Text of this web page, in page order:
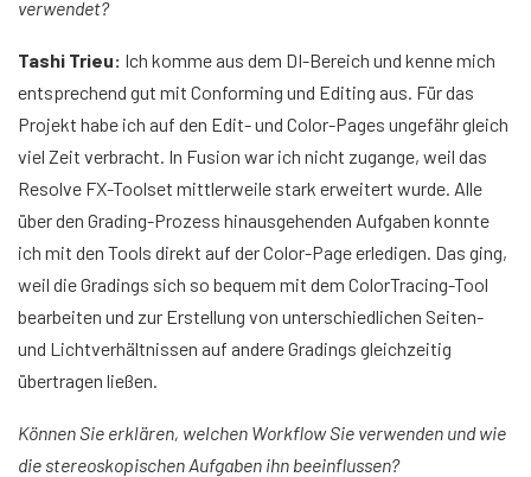
verwendet?
Tashi Trieu: Ich komme aus dem DI-Bereich und kenne mich
entsprechend gut mit Conforming und Editing aus. Für das
Projekt habe ich auf den Edit- und Color-Pages ungefähr gleich
viel Zeit verbracht. In Fusion war ich nicht zugange, weil das
Resolve FX-Toolset mittlerweile stark erweitert wurde. Alle
über den Grading-Prozess hinausgehenden Aufgaben konnte
ich mit den Tools direkt auf der Color-Page erledigen. Das ging,
weil die Gradings sich so bequem mit dem ColorTracing-Tool
bearbeiten und zur Erstellung von unterschiedlichen Seiten-
und Lichtverhältnissen auf andere Gradings gleichzeitig
übertragen ließen.
Können Sie erklären, welchen Workflow Sie verwenden und wie
die stereoskopischen Aufgaben ihn beeinflussen?